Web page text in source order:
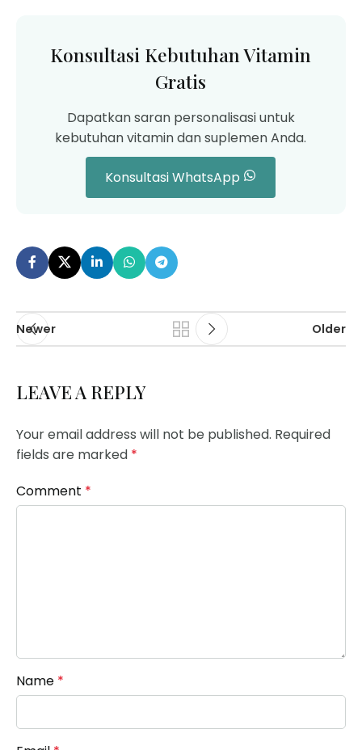
Konsultasi Kebutuhan Vitamin
Gratis
Dapatkan saran personalisasi untuk
kebutuhan vitamin dan suplemen Anda.
Konsultasi WhatsApp
Newer Older
LEAVE A REPLY
Your email address will not be published. Required
fields are marked *
Comment *
Name *